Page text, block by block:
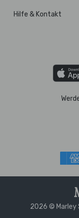
Hilfe & Kontakt
2026 © Marley